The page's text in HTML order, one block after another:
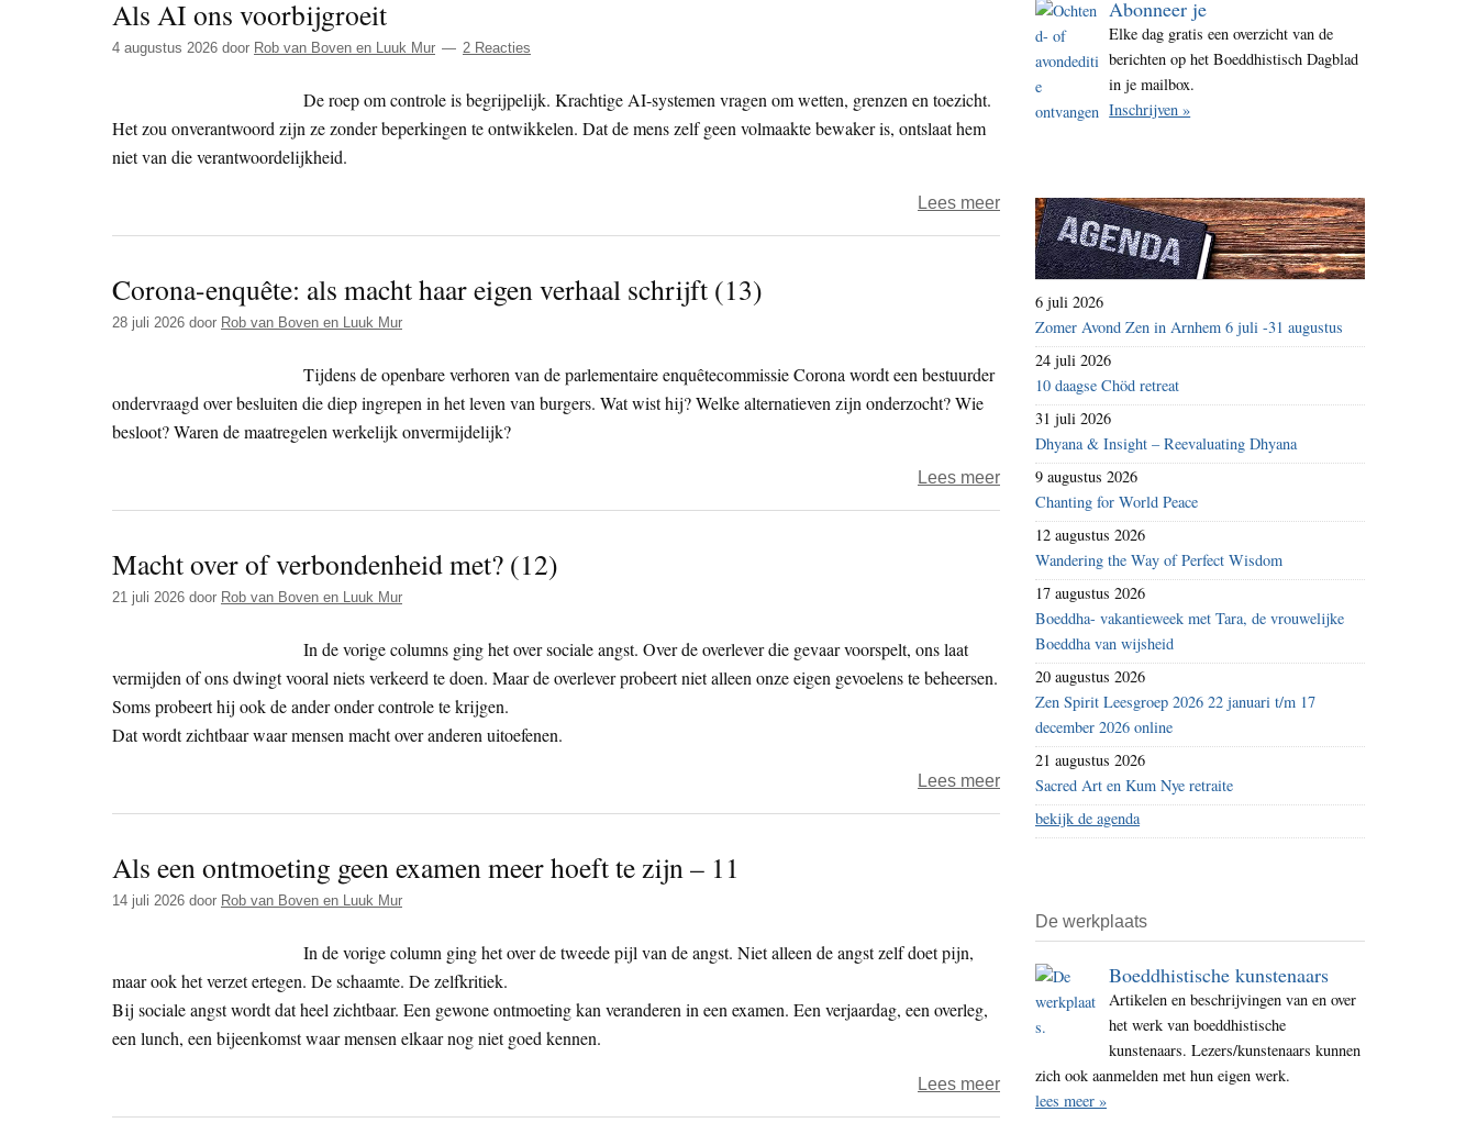
i
t
Als AI ons voorbijgroeit
4 augustus 2026 door Rob van Boven en Luuk Mur 2 Reacties
De roep om controle is begrijpelijk. Krachtige AI-systemen vragen om wetten, grenzen en toezicht.
Het zou onverantwoord zijn ze zonder beperkingen te ontwikkelen. Dat de mens zelf geen volmaakte bewaker is, ontslaat hem
niet van die verantwoordelijkheid.
Lees meerover
voorbijgroeit
Corona-enquête: als macht haar eigen verhaal schrijft (13)
28 juli 2026 door Rob van Boven en Luuk Mur
Tijdens de openbare verhoren van de parlementaire enquêtecommissie Corona wordt een bestuurder
ondervraagd over besluiten die diep ingrepen in het leven van burgers. Wat wist hij? Welke alternatieven zijn onderzocht? Wie
besloot? Waren de maatregelen werkelijk onvermijdelijk?
Lees meerover
Corona-
enquête:
macht
eigen
verhaal
schrijft
Macht over of verbondenheid met? (12)
21 juli 2026 door Rob van Boven en Luuk Mur
In de vorige columns ging het over sociale angst. Over de overlever die gevaar voorspelt, ons laat
vermijden of ons dwingt vooral niets verkeerd te doen. Maar de overlever probeert niet alleen onze eigen gevoelens te beheersen.
Soms probeert hij ook de ander onder controle te krijgen.
Dat wordt zichtbaar waar mensen macht over anderen uitoefenen.
Lees meerover
Macht
Als een ontmoeting geen examen meer hoeft te zijn – 11
14 juli 2026 door Rob van Boven en Luuk Mur
In de vorige column ging het over de tweede pijl van de angst. Niet alleen de angst zelf doet pijn,
maar ook het verzet ertegen. De schaamte. De zelfkritiek.
Bij sociale angst wordt dat heel zichtbaar. Een gewone ontmoeting kan veranderen in een examen. Een verjaardag, een overleg,
een lunch, een bijeenkomst waar mensen elkaar nog niet goed kennen.
Lees meerover
Abonneer je
Elke dag gratis een overzicht van de
berichten op het Boeddhistisch Dagblad
in je mailbox.
Inschrijven »
6 juli 2026
Zomer Avond Zen in Arnhem 6 juli -31 augustus
24 juli 2026
10 daagse Chöd retreat
31 juli 2026
Dhyana & Insight – Reevaluating Dhyana
9 augustus 2026
Chanting for World Peace
12 augustus 2026
Wandering the Way of Perfect Wisdom
17 augustus 2026
Boeddha- vakantieweek met Tara, de vrouwelijke
Boeddha van wijsheid
20 augustus 2026
Zen Spirit Leesgroep 2026 22 januari t/m 17
december 2026 online
21 augustus 2026
Sacred Art en Kum Nye retraite
bekijk de agenda
De werkplaats
Boeddhistische kunstenaars
Artikelen en beschrijvingen van en over
het werk van boeddhistische
kunstenaars. Lezers/kunstenaars kunnen
zich ook aanmelden met hun eigen werk.
lees meer »